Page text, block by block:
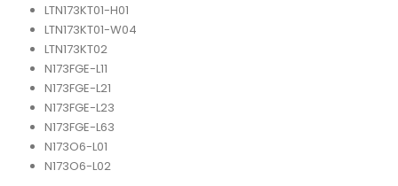
LTN173KT01-H01
LTN173KT01-W04
LTN173KT02
N173FGE-L11
N173FGE-L21
N173FGE-L23
N173FGE-L63
N173O6-L01
N173O6-L02